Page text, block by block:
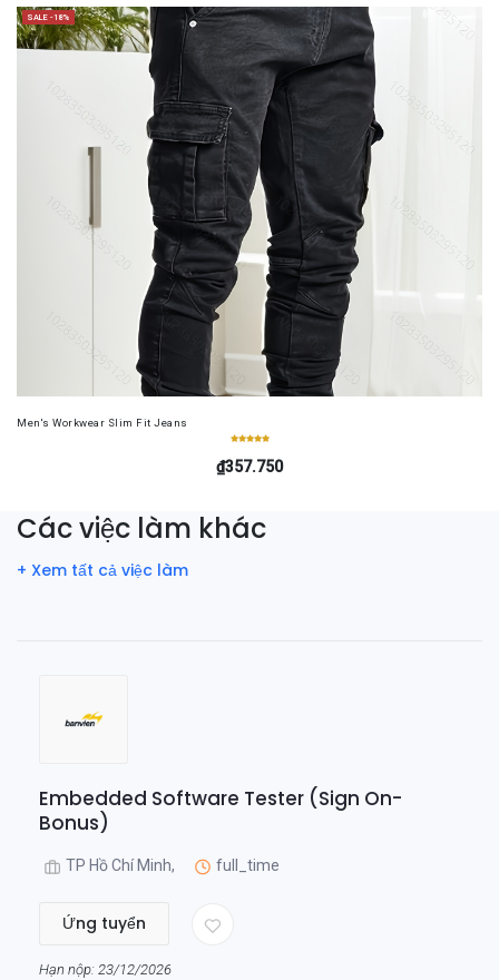
SALE -18%
Men's Workwear Slim Fit Jeans
₫357.750
Các việc làm khác
+ Xem tất cả việc làm
Embedded Software Tester (Sign On-
Bonus)
TP Hồ Chí Minh, full_time
Ứng tuyển
Hạn nộp: 23/12/2026